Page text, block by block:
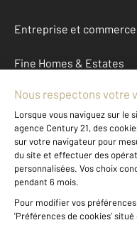
Entreprise et commerce
Fine Homes & Estates
À propos
International
Nous contacter